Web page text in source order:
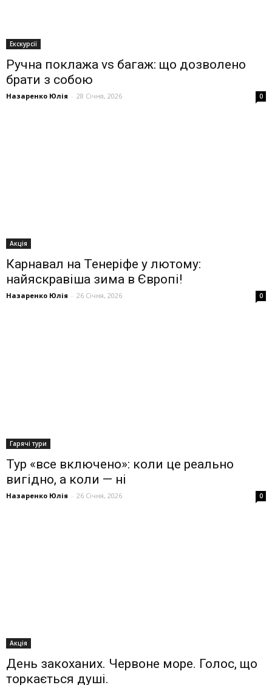
Екскурсії
Ручна поклажа vs багаж: що дозволено
брати з собою
Назаренко Юлія - 28 Січня, 2026 0
Акція
Карнавал на Тенеріфе у лютому:
найяскравіша зима в Європі!
Назаренко Юлія - 26 Січня, 2026 0
Гарячі тури
Тур «все включено»: коли це реально
вигідно, а коли — ні
Назаренко Юлія - 26 Січня, 2026 0
Акція
День закоханих. Червоне море. Голос, що
торкається душі.